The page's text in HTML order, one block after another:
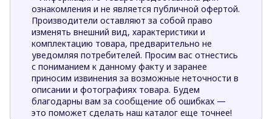
ознакомления и не является публичной офертой.
Производители оставляют за собой право
изменять внешний вид, характеристики и
комплектацию товара, предварительно не
уведомляя потребителей. Просим вас отнестись
с пониманием к данному факту и заранее
приносим извинения за возможные неточности в
описании и фотографиях товара. Будем
благодарны вам за сообщение об ошибках —
это поможет сделать наш каталог еще точнее!